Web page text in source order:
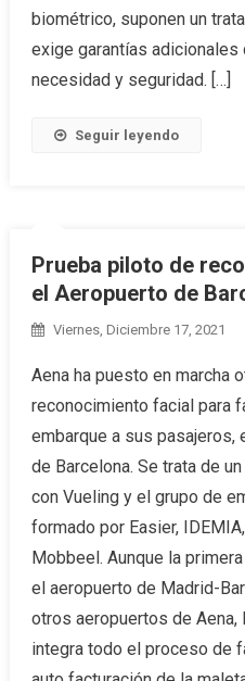
biométrico, suponen un
exige garantías adicionales
necesidad y seguridad. […]
Seguir leyendo
Prueba piloto de
el Aeropuerto de
Viernes, Diciembre 17, 2021
Aena ha puesto en marcha
reconocimiento facial para
embarque a sus pasajeros,
de Barcelona. Se trata de
con Vueling y el grupo de
formado por Easier,
Mobbeel. Aunque la
el aeropuerto de Madrid-
otros aeropuertos de Aena,
integra todo el proceso de